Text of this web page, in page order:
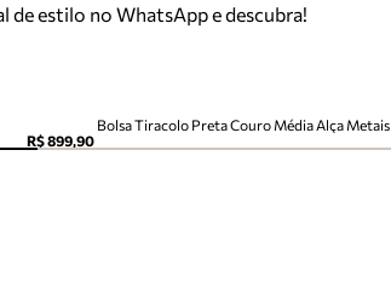
de estilo no WhatsApp e descubra!
R$ 899,90
Bolsa Tiracolo Preta Couro Média Alça Metais